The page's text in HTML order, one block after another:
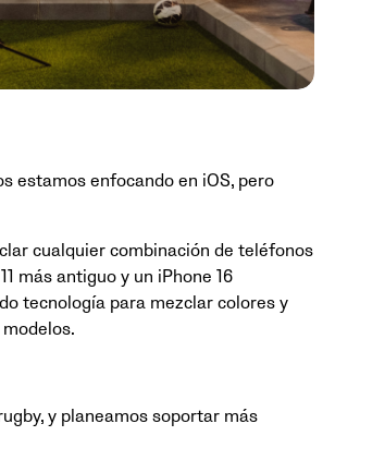
estamos enfocando en iOS, pero
cualquier combinación de teléfonos
más antiguo y un iPhone 16
tecnología para mezclar colores y
y planeamos soportar más